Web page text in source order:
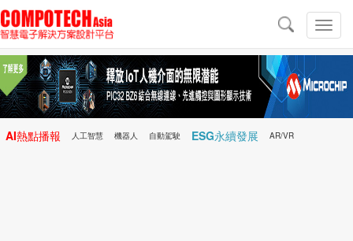
切
換
導
導
航
AI熱點播報 人工智慧 機器人 自動駕駛 ESG永續發展 AR/VR